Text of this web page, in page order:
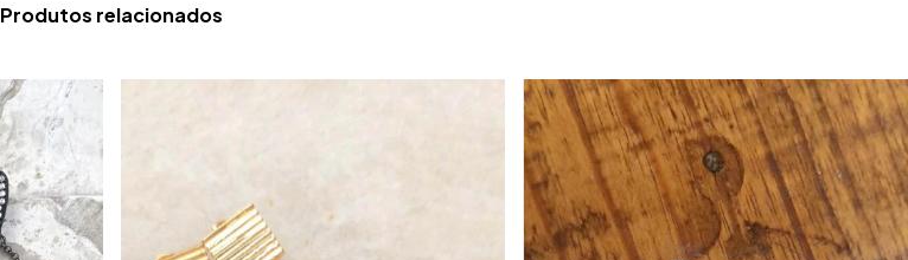
Produtos relacionados